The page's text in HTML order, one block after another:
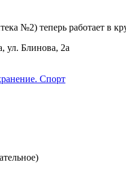
№2) теперь работает в
ул. Блинова, 2а
Спорт